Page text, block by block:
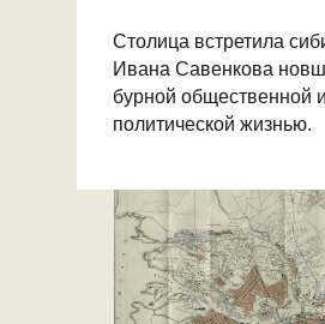
Столица встретила
Ивана Савенкова
бурной общественной и
политической жизнью.